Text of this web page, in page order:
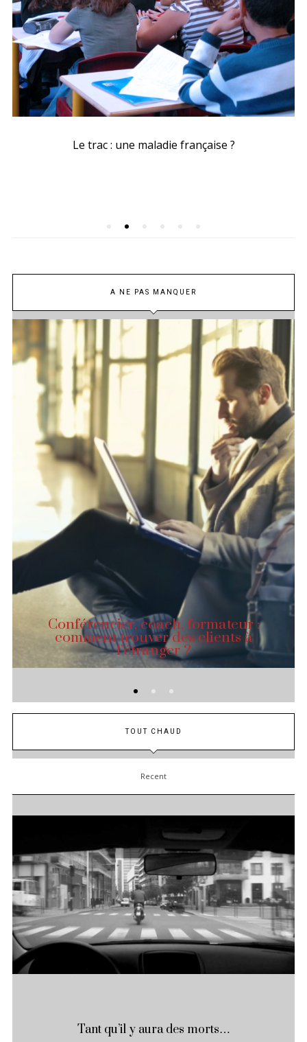
Le trac : une maladie française ?
A NE PAS MANQUER
Conférencier, coach, formateur :
comment trouver des clients à
l’étranger ?
TOUT CHAUD
Recent
Tant qu’il y aura des morts…